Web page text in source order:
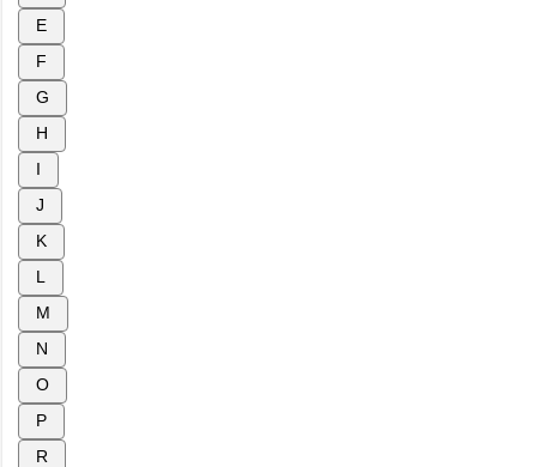
E
F
G
H
I
J
K
L
M
N
O
P
R